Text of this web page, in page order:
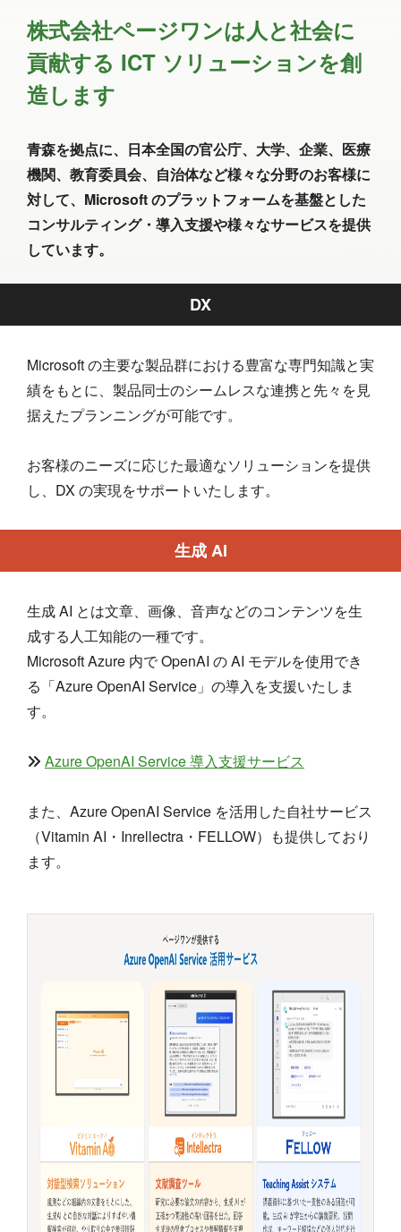
株式会社ページワンは人と社会に
貢献する ICT ソリューションを創
造します
青森を拠点に、日本全国の官公庁、大学、企業、医療
機関、教育委員会、自治体など様々な分野のお客様に
対して、Microsoft のプラットフォームを基盤とした
コンサルティング・導入支援や様々なサービスを提供
しています。
DX
Microsoft の主要な製品群における豊富な専門知識と実
績をもとに、製品同士のシームレスな連携と先々を見
据えたプランニングが可能です。
お客様のニーズに応じた最適なソリューションを提供
し、DX の実現をサポートいたします。
生成 AI
生成 AI とは文章、画像、音声などのコンテンツを生
成する人工知能の一種です。
Microsoft Azure 内で OpenAI の AI モデルを使用でき
る「Azure OpenAI Service」の導入を支援いたしま
す。
Azure OpenAI Service 導入支援サービス
また、Azure OpenAI Service を活用した自社サービス
（Vitamin AI・Inrellectra・FELLOW）も提供しており
ます。